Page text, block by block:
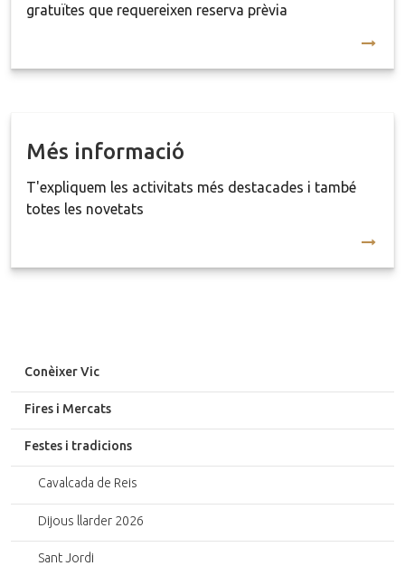
gratuïtes que requereixen reserva prèvia
Més informació
T'expliquem les activitats més destacades i també
totes les novetats
Conèixer Vic
Fires i Mercats
Festes i tradicions
Cavalcada de Reis
Dijous llarder 2026
Sant Jordi